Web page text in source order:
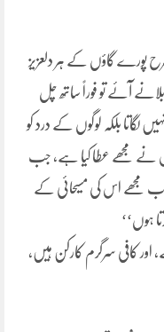
کی طرح پورے گاؤں کے ہر دلعزیز
آئے تو فوراً ساتھ چل
لگاتا بلکہ لوگوں کے درد کو
اس نے مجھے عطا کیا ہے، جب
مجھے اس کی مسیحائی کے
ہوں‘‘
اور کافی سرگرم کارکن ہیں،